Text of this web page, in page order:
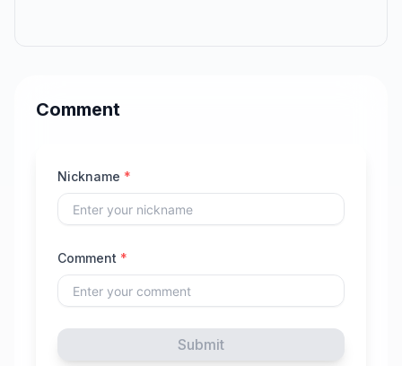
Comment
Nickname *
Comment *
Submit